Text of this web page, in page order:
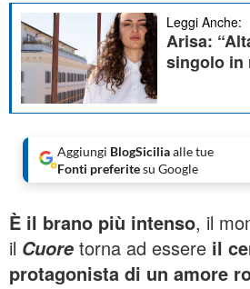
Leggi Anche:
Arisa:
singolo in
Aggiungi BlogSiciliaalle tue
Fonti preferitesu Google
È il brano più intenso, il
il Cuore torna ad essere il
protagonista di un amore